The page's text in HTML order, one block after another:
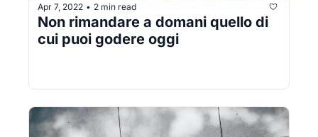
Apr 7, 2022 • 2 min read
Non rimandare a domani quello di
cui puoi godere oggi